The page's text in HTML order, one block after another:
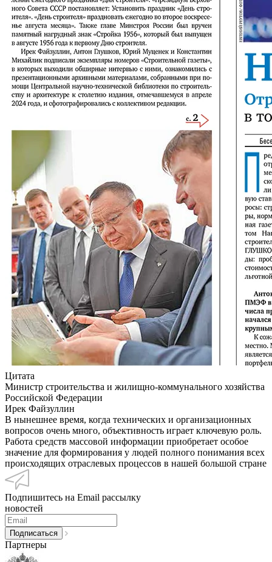
Цитата
Министр строительства и жилищно-коммунального хозяйства
Российской Федерации
Ирек Файзуллин
В нынешнее время, когда технических и организационных
вопросов очень много, объективность играет ключевую роль.
Работа средств массовой информации приобретает особое
значение для формирования у людей полного понимания всех
происходящих отраслевых процессов в нашей большой стране
Подпишитесь на Email рассылку
новостей
Партнеры